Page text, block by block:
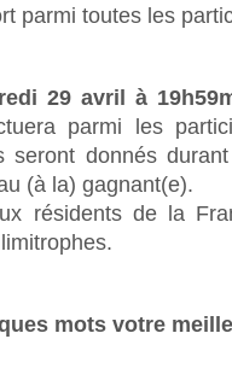
parmi toutes les
29 avril à
parmi les
seront donnés
(à la) gagnant(e).
résidents de la
mots votre